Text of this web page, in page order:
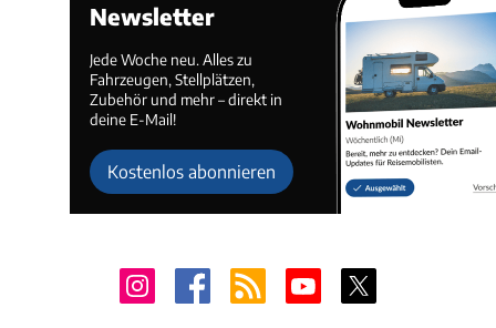
Newsletter
Jede Woche neu. Alles zu
Fahrzeugen, Stellplätzen,
Zubehör und mehr – direkt in
deine E-Mail!
Kostenlos abonnieren